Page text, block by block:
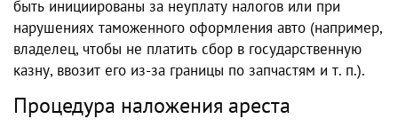
быть инициированы за неуплату налогов или при
нарушениях таможенного оформления авто (например,
владелец, чтобы не платить сбор в государственную
казну, ввозит его из-за границы по запчастям и т. п.).
Процедура наложения ареста